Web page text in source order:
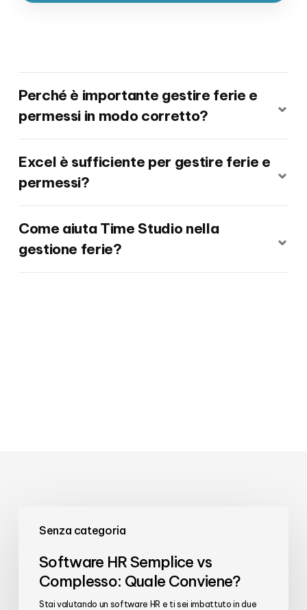
Perché è importante gestire ferie e
permessi in modo corretto?
⌄
Excel è sufficiente per gestire ferie e
permessi?
⌄
Come aiuta Time Studio nella
gestione ferie?
⌄
Senza categoria
Semplice
Complesso:
Software HR Semplice vs
Complesso: Quale Conviene?
Stai valutando un software HR e ti sei imbattuto in due